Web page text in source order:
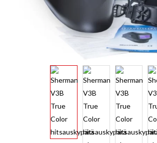
Kirjaudu
Uhditko salasanasi?